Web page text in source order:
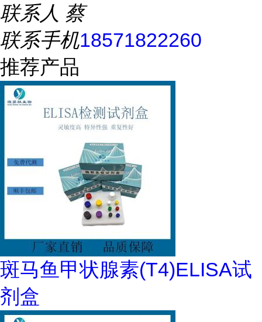
联系人 蔡
联系手机18571822260
推荐产品
斑马鱼甲状腺素(T4)ELISA试
剂盒